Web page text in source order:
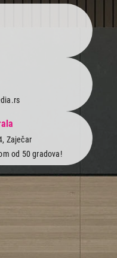
Zaječar
od 50 gradova!
preko emaila specijalne i